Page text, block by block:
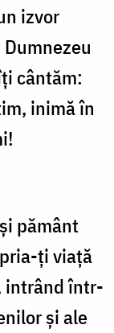
izvor
cântăm:
inimă în
pământ
ți viață
intrând într-
și ale